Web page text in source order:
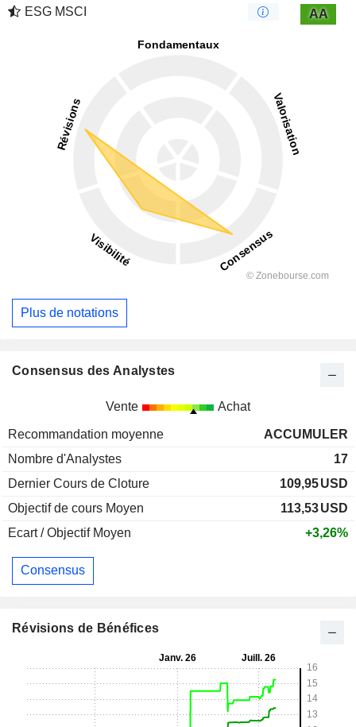
ESG MSCI AA
Plus de notations
Consensus des Analystes
Vente Achat
Recommandation moyenne
ACCUMULER
Nombre d'Analystes
17
Dernier Cours de Cloture
109,95USD
Objectif de cours Moyen
113,53USD
Ecart / Objectif Moyen
+3,26%
Consensus
Révisions de Bénéfices